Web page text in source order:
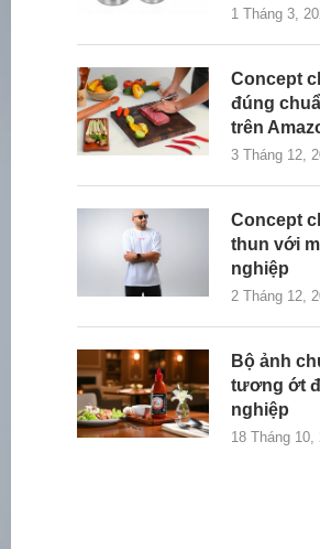
1 Tháng 3,
Concept
đúng
trên
3 Tháng 12,
Concept
thun với
nghiệp
2 Tháng 12,
Bộ ảnh
tương ớt
nghiệp
18 Tháng 10,